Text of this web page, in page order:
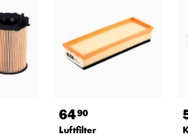
6490
Luftfilter